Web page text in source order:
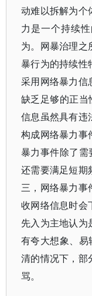
动难以拆解为个
力是一个持续
为。网暴治理之
暴行为的持续性
采用网络暴力信
缺乏足够的正
信息虽然具有违
构成网络暴力事
暴力事件除了需
还需要满足短期
三，网络暴力事
收网络信息时会
先入为主地认为
有夸大想象、
清的情况下，部
骂。